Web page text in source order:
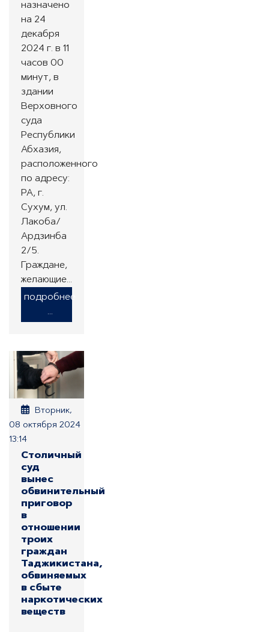
назначено
на 24
декабря
2024 г. в 11
часов 00
минут, в
здании
Верховного
суда
Республики
Абхазия,
расположенного
по адресу:
РА, г.
Сухум, ул.
Лакоба/
Ардзинба
2/5.
Граждане,
желающие…
подробнее
...
Вторник,
08 октября 2024
13:14
Столичный
суд
вынес
обвинительный
приговор
в
отношении
троих
граждан
Таджикистана,
обвиняемых
в сбыте
наркотических
веществ